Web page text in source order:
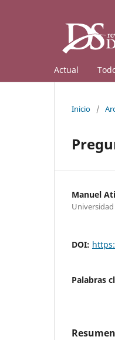
Actual
Inicio /
Manuel
Universidad
DOI:
Palabras
Resumen